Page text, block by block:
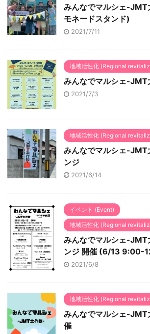
みんなでマルシェ-
モネードスタンド)
2021/7/11
地域活性化 (Regional
みんなでマルシェ-
2021/7/3
地域活性化 (Regional
みんなでマルシェ-
ンジ
2021/6/14
イベント (Event)
地域活性化 (Regional
みんなでマルシェ-
ンジ 開催 (6/13 9:00-
2021/6/8
地域活性化 (Regional
みんなでマルシェ-JMT
催